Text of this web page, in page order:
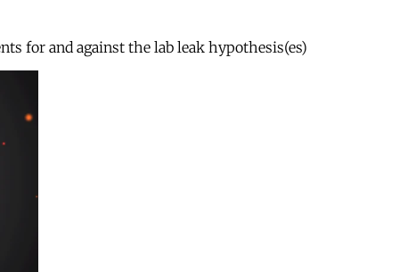
for and against the lab leak hypothesis(es)